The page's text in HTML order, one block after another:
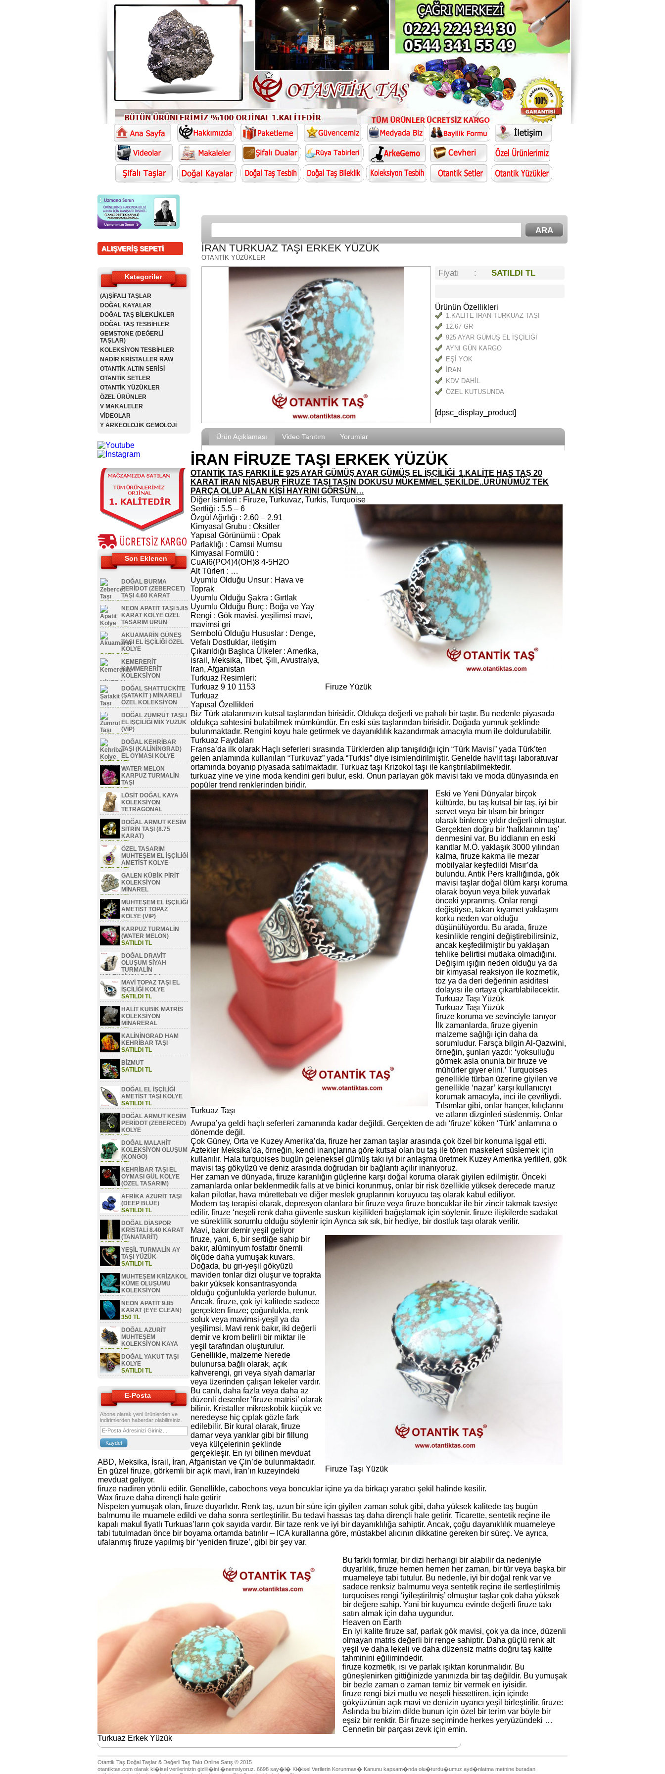
ALIŞVERİŞ SEPETİ
Kategoriler
(A)ŞİFALI TAŞLAR
DOĞAL KAYALAR
DOĞAL TAŞ BİLEKLİKLER
DOĞAL TAŞ TESBİHLER
GEMSTONE (DEĞERLİ
TAŞLAR)
KOLEKSİYON TESBİHLER
NADİR KRİSTALLER RAW
OTANTİK ALTIN SERİSİ
OTANTİK SETLER
OTANTİK YÜZÜKLER
ÖZEL ÜRÜNLER
V MAKALELER
VİDEOLAR
Y ARKEOLOJİK GEMOLOJİ
Son Eklenen
DOĞAL BURMA
PERİDOT (ZEBERCET)
TAŞI 4.60 KARAT
SATILDI TL
NEON APATİT TAŞI 5.85
KARAT KOLYE ÖZEL
TASARIM ÜRÜN
SATILDI TL
AKUAMARİN GÜNEŞ
TAŞI EL İŞÇİLİĞİ ÖZEL
KOLYE
SATILDI TL
KEMERERİT
KAMMERERİT
KOLEKSİYON
MİNERAL
SATILDI TLDOĞAL SHATTUCKİTE
(ŞATAKİT ) MİNARELİ
ÖZEL KOLEKSİYON
SATILDI TL
DOĞAL ZÜMRÜT TAŞLI
EL İŞÇİLİĞİ MİX YÜZÜK
(VİP)
SATILDI TL
DOĞAL KEHRİBAR
TAŞI (KALİNİNGRAD)
EL OYMASI KOLYE
SATILDI TL
WATER MELON
KARPUZ TURMALİN
TAŞI
SATILDI TL
LÖSİT DOĞAL KAYA
KOLEKSİYON
TETRAGONAL
OLUŞUM
SATILDI TLDOĞAL ARMUT KESİM
SİTRİN TAŞI (8.75
KARAT)
SATILDI TL
ÖZEL TASARIM
MUHTEŞEM EL İŞÇİLİĞİ
AMETİST KOLYE
SATILDI TL
GALEN KÜBİK PİRİT
KOLEKSİYON
MİNAREL
SATILDI TL
MUHTEŞEM EL İŞÇİLİĞİ
AMETİST TOPAZ
KOLYE (VIP)
SATILDI TL
KARPUZ TURMALİN
(WATER MELON)
SATILDI TL
DOĞAL DRAVİT
OLUŞUM SİYAH
TURMALİN
KOLEKSİYON PARÇA
SATILDI TLMAVİ TOPAZ TAŞI EL
İŞÇİLİĞİ KOLYE
SATILDI TL
HALİT KÜBİK MATRİS
KOLEKSİYON
MİNARERAL
SATILDI TL
KALİNİNGRAD HAM
KEHRİBAR TAŞI
SATILDI TL
BİZMUT
SATILDI TL
DOĞAL EL İŞÇİLİĞİ
AMETİST TAŞI KOLYE
SATILDI TL
DOĞAL ARMUT KESİM
PERİDOT (ZEBERCED)
KOLYE
SATILDI TL
DOĞAL MALAHİT
KOLEKSİYON OLUŞUM
(KONGO)
SATILDI TL
KEHRİBAR TAŞI EL
OYMASI GÜL KOLYE
(ÖZEL TASARIM)
SATILDI TL
AFRİKA AZURİT TAŞI
(DEEP BLUE)
SATILDI TL
DOĞAL DİASPOR
KRİSTALİ 8.40 KARAT
(TANATARİT)
SATILDI TL
YEŞİL TURMALİN AY
TAŞI YÜZÜK
SATILDI TL
MUHTEŞEM KRİZAKOL
KÜME OLUŞUMU
KOLEKSİYON
MİNAREL
SATILDI TLNEON APATİT 9.85
KARAT (EYE CLEAN)
350 TL
DOĞAL AZURİT
MUHTEŞEM
KOLEKSİYON KAYA
SATILDI TL
DOĞAL YAKUT TAŞI
KOLYE
SATILDI TL
E-Posta
Abone olarak yeni ürünlerden ve
indirimlerden haberdar olabilirsiniz.
İRAN TURKUAZ TAŞI ERKEK YÜZÜK
OTANTİK YÜZÜKLER
Fiyatı : SATILDI TL
Ürünün Özellikleri
1.KALİTE İRAN TURKUAZ TAŞI
12.67 GR
925 AYAR GÜMÜŞ EL İŞÇİLİĞİ
AYNI GÜN KARGO
EŞİ YOK
İRAN
KDV DAHİL
ÖZEL KUTUSUNDA
[dpsc_display_product]
Ürün Açıklaması Video Tanıtım Yorumlar
İRAN FİRUZE TAŞI ERKEK YÜZÜK
OTANTİK TAŞ FARKI İLE 925 AYAR GÜMÜŞ AYAR GÜMÜŞ EL İŞÇİLİĞİ 1.KALİTE HAS TAŞ 20
KARAT İRAN NİŞABUR FİRUZE TAŞI TAŞIN DOKUSU MÜKEMMEL ŞEKİLDE..ÜRÜNÜMÜZ TEK
PARÇA OLUP ALAN KİŞİ HAYRINI GÖRSÜN…
Diğer İsimleri : Firuze, Turkuvaz, Turkis, Turquoise
Firuze Yüzük
Sertliği : 5.5 – 6
Özgül Ağırlığı : 2.60 – 2.91
Kimyasal Grubu : Oksitler
Yapısal Görünümü : Opak
Parlaklığı : Camsıi Mumsu
Kimyasal Formülü :
CuAI6(PO4)4(OH)8 4-5H2O
Alt Türleri : …
Uyumlu Olduğu Unsur : Hava ve
Toprak
Uyumlu Olduğu Şakra : Gırtlak
Uyumlu Olduğu Burç : Boğa ve Yay
Rengi : Gök mavisi, yeşilimsi mavi,
mavimsi gri
Sembolü Olduğu Hususlar : Denge,
Vefalı Dostluklar, iletişim
Çıkarıldığı Başlıca Ülkeler : Amerika,
israil, Meksika, Tibet, Şili, Avustralya,
İran, Afganistan
Turkuaz Resimleri:
Turkuaz 9 10 1153
Turkuaz
Yapısal Özellikleri
Biz Türk atalarımızın kutsal taşlarından birisidir. Oldukça değerli ve pahalı bir taştır. Bu nedenle piyasada
oldukça sahtesini bulabilmek mümkündür. En eski süs taşlarından birisidir. Doğada yumruk şeklinde
bulunmaktadır. Rengini koyu hale getirmek ve dayanıklılık kazandırmak amacıyla mum ile doldurulabilir.
Turkuaz Faydaları
Fransa’da ilk olarak Haçlı seferleri sırasında Türklerden alıp tanışıldığı için “Türk Mavisi” yada Türk’ten
gelen anlamında kullanılan “Turkuvaz” yada “Turkis” diye isimlendirilmiştir. Genelde havlit taşı laboratuvar
ortamında boyanıp piyasada satılmaktadır. Turkuaz taşı Krizokol taşı ile karıştırılabilmektedir.
turkuaz yine ve yine moda kendini geri bulur, eski. Onun parlayan gök mavisi takı ve moda dünyasında en
popüler trend renklerinden biridir.
Turkuaz Taşı
Eski ve Yeni Dünyalar birçok
kültürde, bu taş kutsal bir taş, iyi bir
servet veya bir tılsım bir bringer
olarak binlerce yıldır değerli olmuştur.
Gerçekten doğru bir ‘halklarının taş’
denmesini var. Bu iddianın en eski
kanıtlar M.Ö. yaklaşık 3000 yılından
kalma, firuze kakma ile mezar
mobilyalar keşfedildi Mısır’da
bulundu. Antik Pers krallığında, gök
mavisi taşlar doğal ölüm karşı koruma
olarak boyun veya bilek yuvarlak
önceki yıpranmış. Onlar rengi
değiştiyse, takan kıyamet yaklaşımı
korku neden var olduğu
düşünülüyordu. Bu arada, firuze
kesinlikle rengini değiştirebilirsiniz,
ancak keşfedilmiştir bu yaklaşan
tehlike belirtisi mutlaka olmadığını.
Değişim ışığın neden olduğu ya da
bir kimyasal reaksiyon ile kozmetik,
toz ya da deri değerinin asiditesi
dolayısı ile ortaya çıkartılabilecektir.
Turkuaz Taşı Yüzük
Turkuaz Taşı Yüzük
firuze koruma ve sevinciyle tanıyor
İlk zamanlarda, firuze giyenin
malzeme sağlığı için daha da
sorumludur. Farsça bilgin Al-Qazwini,
örneğin, şunları yazdı: ‘yoksulluğu
görmek asla onunla bir firuze ve
mühürler giyer elini.’ Turquoises
genellikle türban üzerine giyilen ve
genellikle ‘nazar’ karşı kullanıcıyı
korumak amacıyla, inci ile çevriliydi.
Tılsımlar gibi, onlar hançer, kılıçlarını
ve atların dizginleri süslenmiş. Onlar
Avrupa’ya geldi haçlı seferleri zamanında kadar değildi. Gerçekten de adı ‘firuze’ köken ‘Türk’ anlamına o
dönemde değil.
Çok Güney, Orta ve Kuzey Amerika’da, firuze her zaman taşlar arasında çok özel bir konuma işgal etti.
Aztekler Meksika’da, örneğin, kendi inançlarına göre kutsal olan bu taş ile tören maskeleri süslemek için
kullanılır. Hala turquoises bugün geleneksel gümüş takı iyi bir anlaşma üretmek Kuzey Amerika yerlileri, gök
mavisi taş gökyüzü ve deniz arasında doğrudan bir bağlantı açılır inanıyoruz.
Her zaman ve dünyada, firuze karanlığın güçlerine karşı doğal koruma olarak giyilen edilmiştir. Önceki
zamanlarda onlar beklenmedik falls at ve binici korunmuş, onlar bir risk özellikle yüksek derecede maruz
kalan pilotlar, hava mürettebatı ve diğer meslek gruplarının koruyucu taş olarak kabul ediliyor.
Modern taş terapisi olarak, depresyon olanlara bir firuze veya firuze boncuklar ile bir zincir takmak tavsiye
edilir. firuze ‘neşeli renk daha güvenle suskun kişilikleri bağışlamak için söylenir. firuze ilişkilerde sadakat
ve süreklilik sorumlu olduğu söylenir için Ayrıca sık sık, bir hediye, bir dostluk taşı olarak verilir.
Mavi, bakır demir yeşil geliyor
Firuze Taşı Yüzük
firuze, yani, 6, bir sertliğe sahip bir
bakır, alüminyum fosfattır önemli
ölçüde daha yumuşak kuvars.
Doğada, bu gri-yeşil gökyüzü
maviden tonlar dizi oluşur ve toprakta
bakır yüksek konsantrasyonda
olduğu çoğunlukla yerlerde bulunur.
Ancak, firuze, çok iyi kalitede sadece
gerçekten firuze; çoğunlukla, renk
soluk veya mavimsi-yeşil ya da
yeşilimsi. Mavi renk bakır, iki değerli
demir ve krom belirli bir miktar ile
yeşil tarafından oluşturulur.
Genellikle, malzeme Nerede
bulunursa bağlı olarak, açık
kahverengi, gri veya siyah damarlar
veya üzerinden çalışan lekeler vardır.
Bu canlı, daha fazla veya daha az
düzenli desenler ‘firuze matrisi’ olarak
bilinir. Kristaller mikroskobik küçük ve
neredeyse hiç çıplak gözle fark
edilebilir. Bir kural olarak, firuze
damar veya yarıklar gibi bir fillung
veya külçelerinin şeklinde
gerçekleşir. En iyi bilinen mevduat
ABD, Meksika, İsrail, İran, Afganistan ve Çin’de bulunmaktadır.
En güzel firuze, görkemli bir açık mavi, İran’ın kuzeyindeki
mevduat geliyor.
firuze nadiren yönlü edilir. Genellikle, cabochons veya boncuklar içine ya da birkaçı yaratıcı şekil halinde kesilir.
Wax firuze daha dirençli hale getirir
Nispeten yumuşak olan, firuze duyarlıdır. Renk taş, uzun bir süre için giyilen zaman soluk gibi, daha yüksek kalitede taş bugün
balmumu ile muamele edildi ve daha sonra sertleştirilir. Bu tedavi hassas taş daha dirençli hale getirir. Ticarette, sentetik reçine ile
kapalı makul fiyatlı Turkuas’ların çok sayıda vardır. Bir taze renk ve iyi bir dayanıklılığa sahiptir. Ancak, çoğu dayanıklılık muameleye
tabi tutulmadan önce bir boyama ortamda batırılır – ICA kurallarına göre, müstakbel alıcının dikkatine gereken bir süreç. Ve ayrıca,
ufalanmış firuze yapılmış bir ‘yeniden firuze’, gibi bir şey var.
Turkuaz Erkek Yüzük
Bu farklı formlar, bir dizi herhangi bir alabilir da nedeniyle
duyarlılık, firuze hemen hemen her zaman, bir tür veya başka bir
muameleye tabi tutulur. Bu nedenle, iyi bir doğal renk var ve
sadece renksiz balmumu veya sentetik reçine ile sertleştirilmiş
turquoises rengi ‘iyileştirilmiş’ olmuştur taşlar çok daha yüksek
bir değere sahip. Yani bir kuyumcu evinde değerli firuze takı
satın almak için daha uygundur.
Heaven on Earth
En iyi kalite firuze saf, parlak gök mavisi, çok ya da ince, düzenli
olmayan matris değerli bir renge sahiptir. Daha güçlü renk alt
yeşil ve daha lekeli ve daha düzensiz matris doğru taş kalite
tahminini eğilimindedir.
firuze kozmetik, ısı ve parlak ışıktan korunmalıdır. Bu
güneşlenirken gittiğinizde yanınızda bir taş değildir. Bu yumuşak
bir bezle zaman o zaman temiz bir vermek en iyisidir.
firuze rengi bizi mutlu ve neşeli hissettiren, için içinde
gökyüzünün açık mavi ve denizin uyarıcı yeşil birleştirilir. firuze:
Aslında bu bizim dilde bunun için özel bir terim var böyle bir
eşsiz bir renktir. Bir firuze seçiminde herkes yeryüzündeki …
Cennetin bir parçası zevk için emin.
Otantik Taş Doğal Taşlar & Değerli Taş Takı Online Satış © 2015
otantiktas.com olarak ki�isel verilerinizin gizlili�ini �nemsiyoruz. 6698 say�l� Ki�isel Verilerin Korunmas� Kanunu kapsam�nda olu�turdu�umuz ayd�nlatma metnine buradan